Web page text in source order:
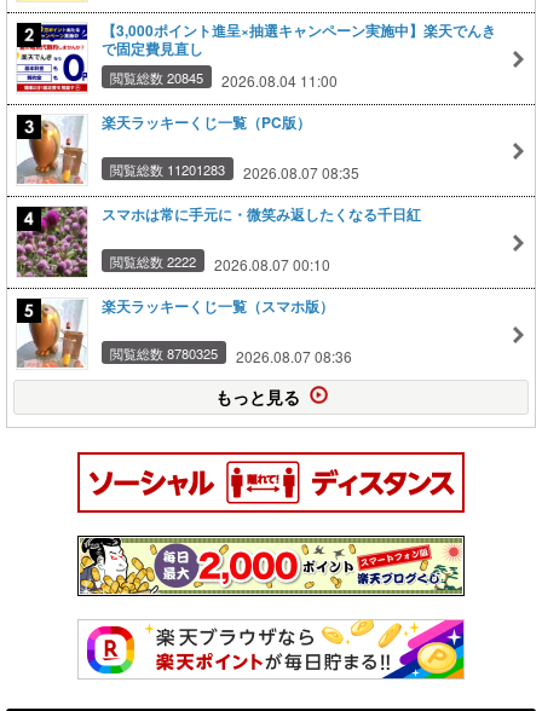
【3,000ポイント進呈×抽選キャンペーン実施中】楽天でんき
で固定費見直し
閲覧総数 20845 2026.08.04 11:00
楽天ラッキーくじ一覧（PC版）
閲覧総数 11201283 2026.08.07 08:35
スマホは常に手元に・微笑み返したくなる千日紅
閲覧総数 2222 2026.08.07 00:10
楽天ラッキーくじ一覧（スマホ版）
閲覧総数 8780325 2026.08.07 08:36
もっと見る